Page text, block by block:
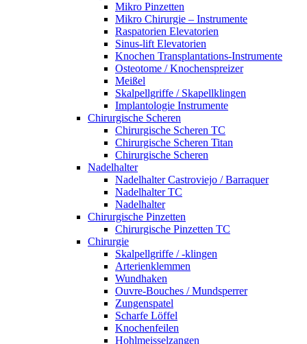
Mikro Pinzetten
Mikro Chirurgie – Instrumente
Raspatorien Elevatorien
Sinus-lift Elevatorien
Knochen Transplantations-Instrumente
Osteotome / Knochenspreizer
Meißel
Skalpellgriffe / Skapellklingen
Implantologie Instrumente
Chirurgische Scheren
Chirurgische Scheren TC
Chirurgische Scheren Titan
Chirurgische Scheren
Nadelhalter
Nadelhalter Castroviejo / Barraquer
Nadelhalter TC
Nadelhalter
Chirurgische Pinzetten
Chirurgische Pinzetten TC
Chirurgie
Skalpellgriffe / -klingen
Arterienklemmen
Wundhaken
Ouvre-Bouches / Mundsperrer
Zungenspatel
Scharfe Löffel
Knochenfeilen
Hohlmeisselzangen